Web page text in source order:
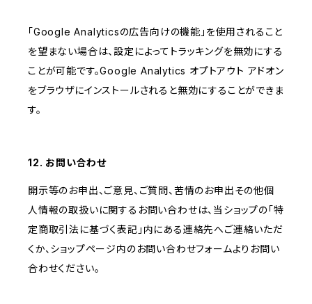
「Google Analyticsの広告向けの機能」を使用されること
を望まない場合は、設定によってトラッキングを無効にする
ことが可能です。Google Analytics オプトアウト アドオン
をブラウザにインストールされると無効にすることができま
す。
12. お問い合わせ
開示等のお申出、ご意見、ご質問、苦情のお申出その他個
人情報の取扱いに関するお問い合わせは、当ショップの「特
定商取引法に基づく表記」内にある連絡先へご連絡いただ
くか、ショップページ内のお問い合わせフォームよりお問い
合わせください。